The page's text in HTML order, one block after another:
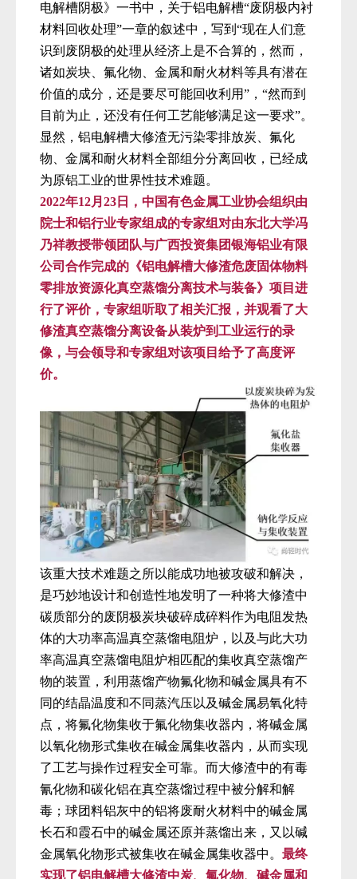
电解槽阴极》一书中，关于铝电解槽“废阴极内衬
材料回收处理”一章的叙述中，写到“现在人们意
识到废阴极的处理从经济上是不合算的，然而，
诸如炭块、氟化物、金属和耐火材料等具有潜在
价值的成分，还是要尽可能回收利用”，“然而到
目前为止，还没有任何工艺能够满足这一要求”。
显然，铝电解槽大修渣无污染零排放炭、氟化
物、金属和耐火材料全部组分分离回收，已经成
为原铝工业的世界性技术难题。
2022年12月 23 日，中国有色金属工业协会组织由
院士和铝行业专家组成的专家组对由东北大学冯
乃祥教授带领团队与广西投资集团银海铝业有限
公司合作完成的《铝电解槽大修渣危废固体物料
零排放资源化真空蒸馏分离技术与装备》项目进
行了评价，专家组听取了相关汇报，并观看了大
修渣真空蒸馏分离设备从装炉到工业运行的录
像，与会领导和专家组对该项目给予了高度评
价。
该重大技术难题之所以能成功地被攻破和解决，
是巧妙地设计和创造性地发明了一种将大修渣中
碳质部分的废阴极炭块破碎成碎料作为电阻发热
体的大功率高温真空蒸馏电阻炉，以及与此大功
率高温真空蒸馏电阻炉相匹配的集收真空蒸馏产
物的装置，利用蒸馏产物氟化物和碱金属具有不
同的结晶温度和不同蒸汽压以及碱金属易氧化特
点，将氟化物集收于氟化物集收器内，将碱金属
以氧化物形式集收在碱金属集收器内，从而实现
了工艺与操作过程安全可靠。而大修渣中的有毒
氰化物和碳化铝在真空蒸馏过程中被分解和解
毒；球团料铝灰中的铝将废耐火材料中的碱金属
长石和霞石中的碱金属还原并蒸馏出来，又以碱
金属氧化物形式被集收在碱金属集收器中。 最终
实现了铝电解槽大修渣中炭、氟化物、碱金属和